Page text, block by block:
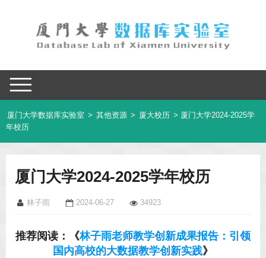
厦门大学数据库实验室 > 其他资源 > 厦大校历 > 厦门大学2024-2025学
年校历
厦门大学2024-2025学年校历
林子雨 2024-06-27 34923
推荐阅读：《林子雨老师教学创新成果报告：引领
国内高校的大数据教学创新实践》